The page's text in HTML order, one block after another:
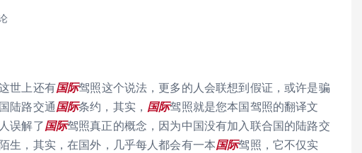
世上还有国际驾照这个说法，更多的人会联想到假证，或许是骗
陆路交通国际条约，其实， 国际驾照就是您本国驾照的翻译文
误解了国际驾照真正的概念，因为中国没有加入联合国的陆路交
生，其实，在国外，几乎每人都会有一本国际驾照，它不仅实